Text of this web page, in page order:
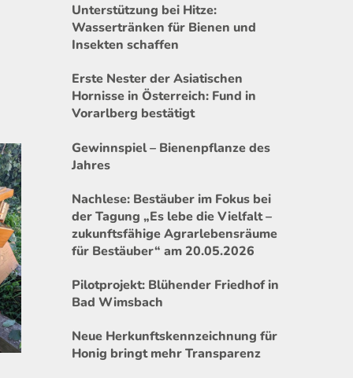
Unterstützung bei Hitze:
Wassertränken für Bienen und
Insekten schaffen
Erste Nester der Asiatischen
Hornisse in Österreich: Fund in
Vorarlberg bestätigt
Gewinnspiel – Bienenpflanze des
Jahres
Nachlese: Bestäuber im Fokus bei
der Tagung „Es lebe die Vielfalt –
zukunftsfähige Agrarlebensräume
für Bestäuber“ am 20.05.2026
Pilotprojekt: Blühender Friedhof in
Bad Wimsbach
Neue Herkunftskennzeichnung für
Honig bringt mehr Transparenz